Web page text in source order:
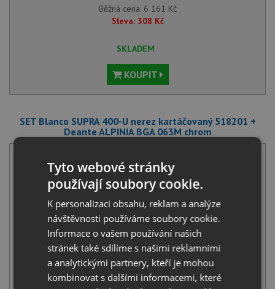
Běžná cena: 6 161 Kč
Sleva: 308 Kč
SKLADEM
KOUPIT
SET Blanco SUPRA 400-U nerez kartáčovaný 518201 +
Deante ALPINIA BGA 063M chrom
Blanco SUPRA 400-U nerez kartáčovaný 518201
3 771 Kčs DPH
+
Tyto webové stránky
používají soubory cookie.
K personalizaci obsahu, reklam a analýze
návštěvnosti používáme soubory cookie.
Informace o vašem používání našich
stránek také sdílíme s našimi reklamními
a analytickými partnery, kteří je mohou
kombinovat s dalšími informacemi, které